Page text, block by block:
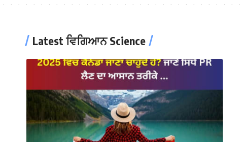
Latest ਵਿਗਿਆਨ Science